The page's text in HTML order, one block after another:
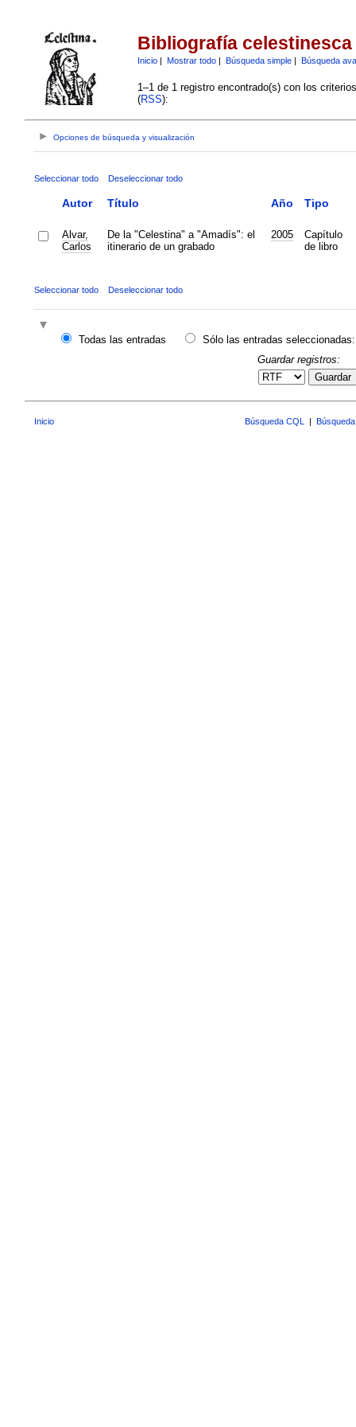
Bibliografía celestinesca
Inicio| Mostrar todo| Búsqueda simple| Búsqueda
1–1 de 1 registro encontrado(s) con los
(RSS):
Opciones de búsqueda y visualización
Seleccionar todo Deseleccionar todo
Autor Título Año Tipo
Alvar,
Carlos
De la "Celestina" a "Amadís": el
itinerario de un grabado
2005
Capítulo
de libro
Seleccionar todo Deseleccionar todo
Todas las entradas
Sólo las entradas seleccionadas:
Guardar registros:
Guardar
Inicio Búsqueda CQL